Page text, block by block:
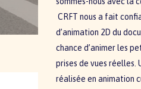
CRFT nous a fait
d’animation 2D du
chance d’animer les
prises de vues réelles.
réalisée en animation